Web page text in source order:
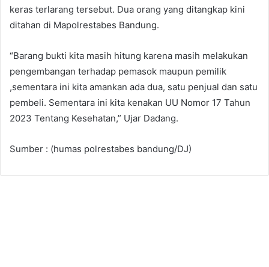
keras terlarang tersebut. Dua orang yang ditangkap kini
ditahan di Mapolrestabes Bandung.
“Barang bukti kita masih hitung karena masih melakukan
pengembangan terhadap pemasok maupun pemilik
,sementara ini kita amankan ada dua, satu penjual dan satu
pembeli. Sementara ini kita kenakan UU Nomor 17 Tahun
2023 Tentang Kesehatan,” Ujar Dadang.
Sumber : (humas polrestabes bandung/DJ)